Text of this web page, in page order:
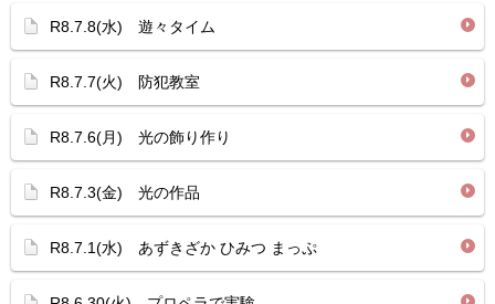
R8.7.8(水) 遊々タイム
R8.7.7(火) 防犯教室
R8.7.6(月) 光の飾り作り
R8.7.3(金) 光の作品
R8.7.1(水) あずきざか ひみつ まっぷ